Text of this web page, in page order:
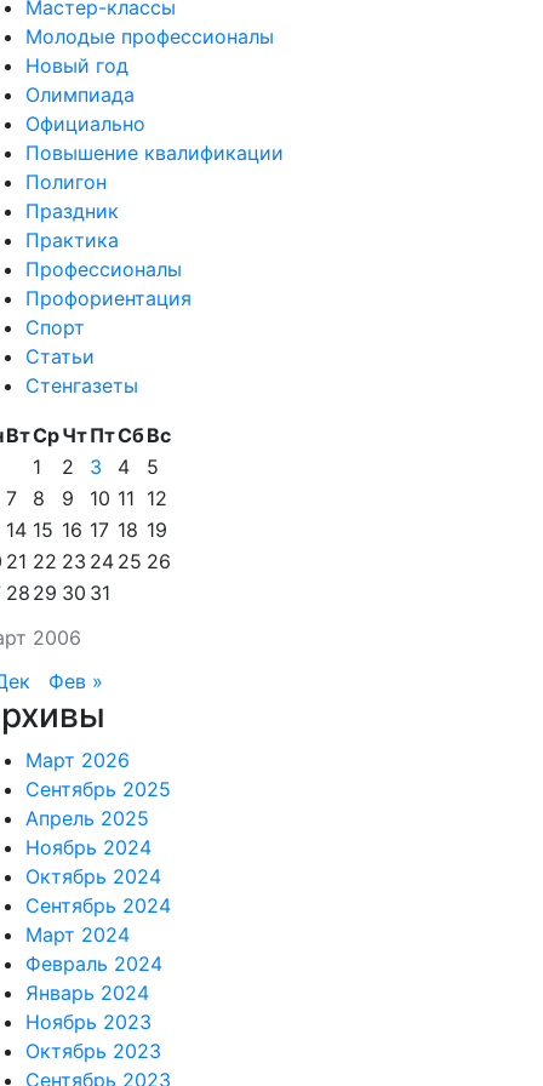
Мастер-классы
Молодые профессионалы
Новый год
Олимпиада
Официально
Повышение квалификации
Полигон
Праздник
Практика
Профессионалы
Профориентация
Спорт
Статьи
Стенгазеты
2006
ВтСрЧтПтСбВс
1
2 3 4
5
7 8 9 10 11 12
14 15 16 17 18 19
21 22 23 24 25 26
28 29 30 31
Фев »
Март 2026
Сентябрь 2025
Апрель 2025
Ноябрь 2024
Октябрь 2024
Сентябрь 2024
Март 2024
Февраль 2024
Январь 2024
Ноябрь 2023
Октябрь 2023
Сентябрь 2023